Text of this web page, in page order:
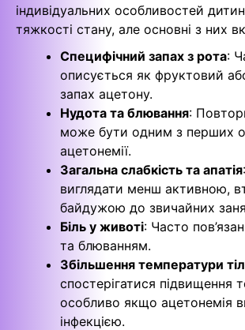
індивідуальних особливостей
тяжкості стану, але основні з них
Специфічний запах з рота:
описується як фруктовий
запах ацетону.
Нудота та блювання:
може бути одним з перших
ацетонемії.
Загальна слабкість та апатія
виглядати менш активною,
байдужою до звичайних
Біль у животі: Часто
та блюванням.
Збільшення температури
спостерігатися підвищення
особливо якщо ацетонемія
інфекцією.